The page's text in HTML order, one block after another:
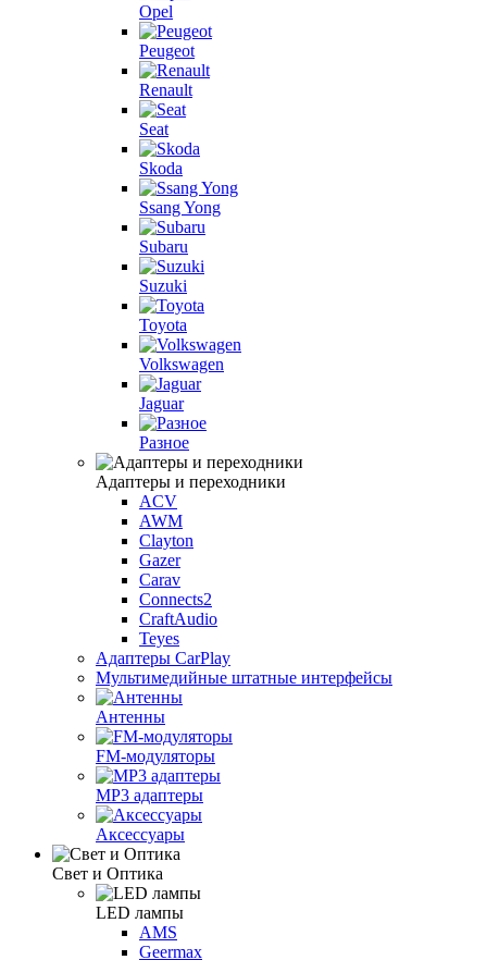
Opel
Peugeot
Renault
Seat
Skoda
Ssang Yong
Subaru
Suzuki
Toyota
Volkswagen
Jaguar
Разное
Адаптеры и переходники
ACV
AWM
Clayton
Gazer
Carav
Connects2
CraftAudio
Teyes
Адаптеры CarPlay
Мультимедийные штатные интерфейсы
Антенны
FM-модуляторы
MP3 адаптеры
Аксессуары
Свет и Оптика
LED лампы
AMS
Geermax